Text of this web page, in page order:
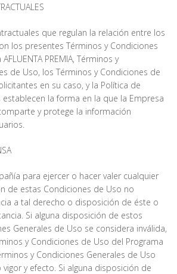
que regulan la relación entre los
los presentes Términos y Condiciones
PREMIA, Términos y
de Uso, los Términos y Condiciones de
en su caso, y la Política de
establecen la forma en la que la Empresa
y protege la información
para ejercer o hacer valer cualquier
de estas Condiciones de Uso no
a tal derecho o disposición de éste o
Si alguna disposición de estos
Generales de Uso se considera inválida,
y Condiciones de Uso del Programa
y Condiciones Generales de Uso
y efecto. Si alguna disposición de